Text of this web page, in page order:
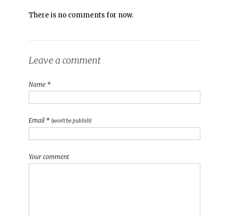
There is no comments for now.
Leave a comment
Name *
Email * (won't be publish)
Your comment